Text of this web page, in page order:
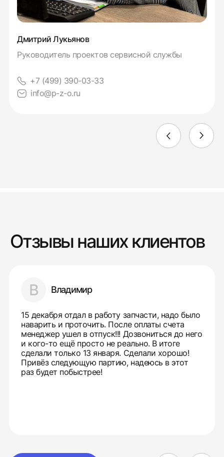
Дмитрий Лукьянов
Руководитель проектов сервисной службы
+7 (499) 390-03-33
info@p-z-o.ru
Отзывы наших клиентов
В Владимир
15 декабря отдал в работу запчасти, надо было
наварить и проточить. После оплаты счета
менеджер ушел в отпуск!!! Дозвониться до него
и кого-то ещё просто не реально. В итоге
сделали только 13 января. Сделали хорошо!
Привёз следующую партию, надеюсь в этот
раз будет побыстрее!